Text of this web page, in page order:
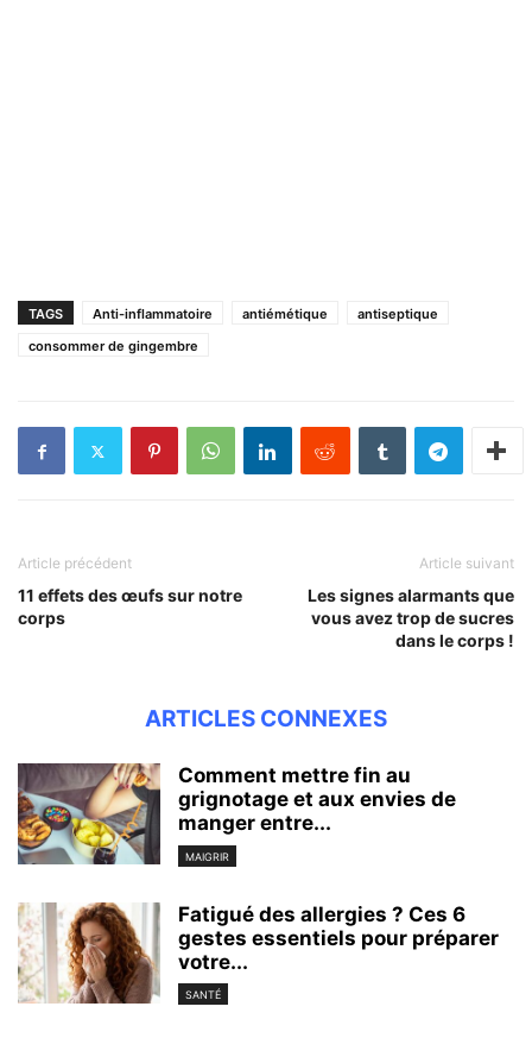
TAGS Anti-inflammatoire antiémétique
antiseptique
consommer de gingembre
Article précédent
11 effets des œufs sur notre
corps
Article suivant
Les signes alarmants que
vous avez trop de sucres
dans le corps !
ARTICLES CONNEXES
Comment mettre fin au
grignotage et aux envies de
manger entre...
MAIGRIR
Fatigué des allergies ? Ces 6
gestes essentiels pour préparer
votre...
SANTÉ